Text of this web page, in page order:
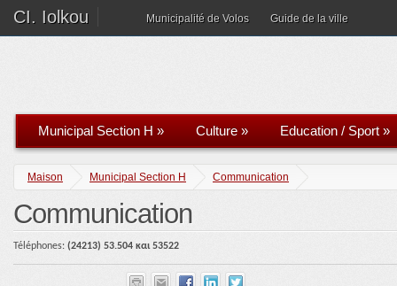
CI. Iolkou Municipalité de Volos Guide de la ville
Municipal Section H » Culture » Education / Sport »
Maison Municipal Section H Communication
Communication
Téléphones: (24213) 53.504 και 53522